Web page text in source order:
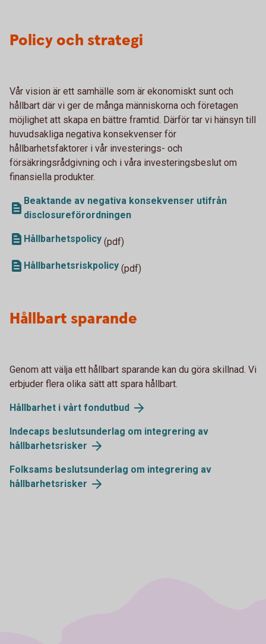
Policy och strategi
Vår vision är ett samhälle som är ekonomiskt sunt och
hållbart där vi ger de många människorna och företagen
möjlighet att skapa en bättre framtid. Därför tar vi hänsyn till
huvudsakliga negativa konsekvenser för
hållbarhetsfaktorer i vår investerings- och
försäkringsrådgivning och i våra investeringsbeslut om
finansiella produkter.
Beaktande av negativa konsekvenser utifrån
disclosureförordningen
Hållbarhetspolicy (pdf)
Hållbarhetsriskpolicy (pdf)
Hållbart sparande
Genom att välja ett hållbart sparande kan du göra skillnad. Vi
erbjuder flera olika sätt att spara hållbart.
Hållbarhet i vårt fondutbud
Indecaps beslutsunderlag om integrering av
hållbarhetsrisker
Folksams beslutsunderlag om integrering av
hållbarhetsrisker